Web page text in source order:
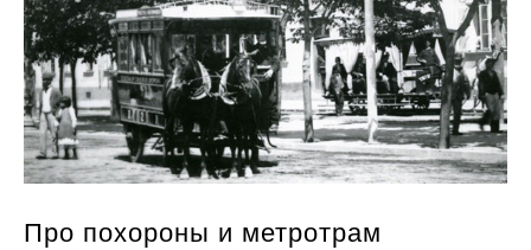
Про похороны и метротрам